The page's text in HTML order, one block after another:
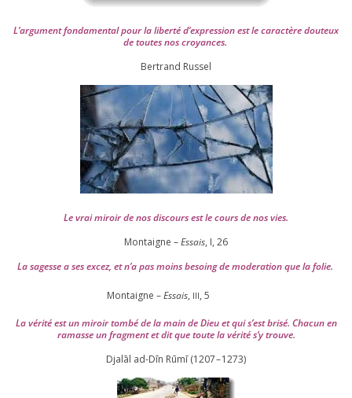
L’argument fon­da­men­tal pour la liber­té d’expression est le carac­tère dou­teux
de toutes nos croyances.
Ber­trand Russel
Le vrai miroir de nos dis­cours est le cours de nos vies.
Montaigne –Essais, I, 26
La sagesse a ses excez, et n’a pas moins besoing de mode­ra­tion que la folie.
Montaigne –Essais, III, 5
La véri­té est un miroir tom­bé de la main de Dieu et qui s’est bri­sé. Chacun en
ramasse un frag­ment et dit que toute la véri­té s’y trouve.
Djalāl ad-Dīn Rūmī (1207–1273)